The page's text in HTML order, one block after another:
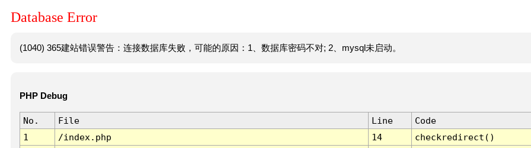
Database Error
(1040) 365建站错误警告：连接数据库失败，可能的原因：1、数据库密码不对; 2、mysql未启动。
PHP Debug
No. File Line
Code
1
/index.php 14
checkredirect()